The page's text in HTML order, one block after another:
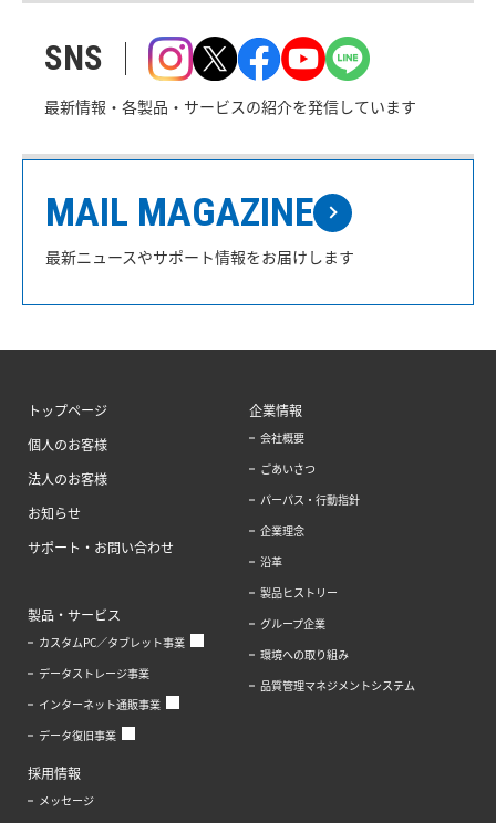
SNS
最新情報・各製品・サービスの紹介を発信しています
MAIL MAGAZINE
最新ニュースやサポート情報をお届けします
トップページ
個人のお客様
法人のお客様
お知らせ
サポート・お問い合わせ
製品・サービス
カスタムPC／タブレット事業
データストレージ事業
インターネット通販事業
データ復旧事業
企業情報
会社概要
ごあいさつ
パーパス・行動指針
企業理念
沿革
製品ヒストリー
グループ企業
環境への取り組み
品質管理マネジメントシステム
採用情報
メッセージ